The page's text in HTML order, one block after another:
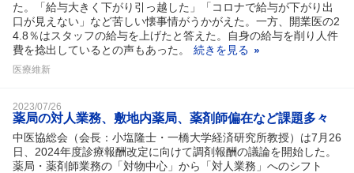
た。「給与大きく下がり引っ越した」「コロナで給与が下がり出
口が見えない」など苦しい懐事情がうかがえた。一方、開業医の2
4.8％はスタッフの給与を上げたと答えた。自身の給与を削り人件
費を捻出しているとの声もあった。
続きを見る
医療維新
2023/07/26
薬局の対人業務、敷地内薬局、薬剤師偏在など課題多々
中医協総会（会長：小塩隆士・一橋大学経済研究所教授）は7月26
日、2024年度診療報酬改定に向けて調剤報酬の議論を開始した。
薬局・薬剤師業務の「対物中心」から「対人業務」へのシフト